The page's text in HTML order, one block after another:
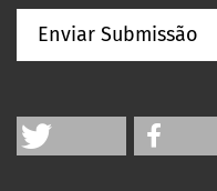
Enviar Submissão